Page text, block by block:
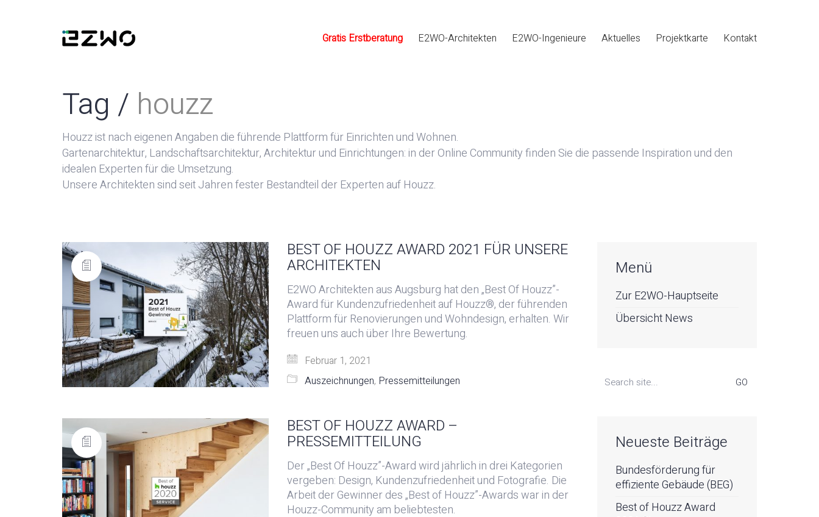
Gratis Erstberatung E2WO-Architekten E2WO-Ingenieure Aktuelles Projektkarte Kontakt
Tag / houzz
Houzz ist nach eigenen Angaben die führende Plattform für Einrichten und Wohnen.
Gartenarchitektur, Landschaftsarchitektur, Architektur und Einrichtungen: in der Online Community finden Sie die passende Inspiration und den
idealen Experten für die Umsetzung.
Unsere Architekten sind seit Jahren fester Bestandteil der Experten auf Houzz.
BEST OF HOUZZ AWARD 2021 FÜR UNSERE
ARCHITEKTEN
E2WO Architekten aus Augsburg hat den „Best Of Houzz”-
Award für Kundenzufriedenheit auf Houzz®, der führenden
Plattform für Renovierungen und Wohndesign, erhalten. Wir
freuen uns auch über Ihre Bewertung.
Februar 1, 2021
Auszeichnungen, Pressemitteilungen
BEST OF HOUZZ AWARD –
PRESSEMITTEILUNG
Der „Best Of Houzz”-Award wird jährlich in drei Kategorien
vergeben: Design, Kundenzufriedenheit und Fotografie. Die
Arbeit der Gewinner des „Best of Houzz”-Awards war in der
Houzz-Community am beliebtesten.
Menü
Zur E2WO-Hauptseite
Übersicht News
Search
Neueste Beiträge
Bundesförderung für
effiziente Gebäude (BEG)
Best of Houzz Award